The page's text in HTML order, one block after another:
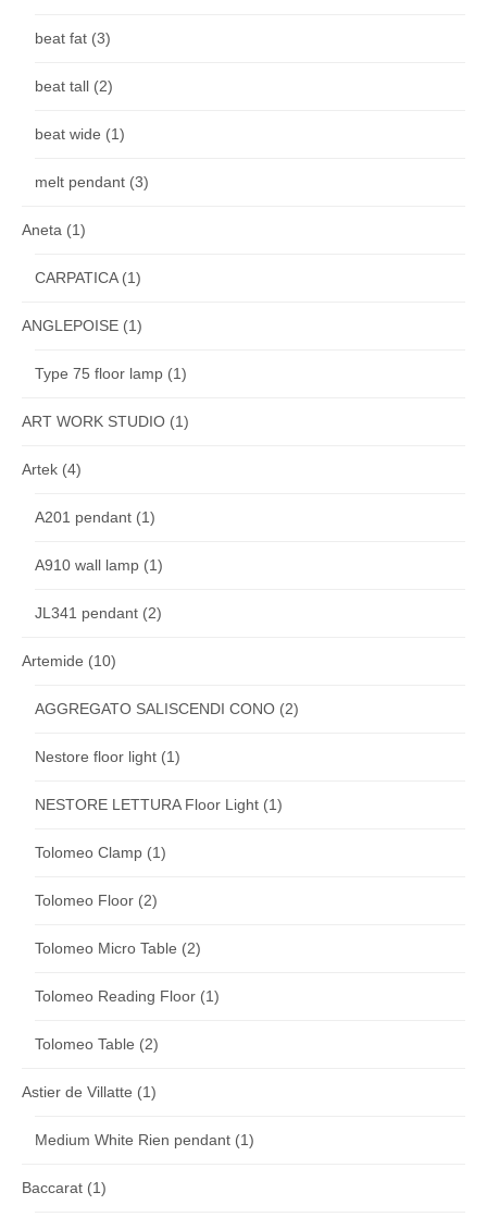
beat fat (3)
beat tall (2)
beat wide (1)
melt pendant (3)
Aneta (1)
CARPATICA(1)
ANGLEPOISE (1)
Type 75 floor lamp (1)
ART WORK STUDIO (1)
Artek (4)
A201 pendant (1)
A910 wall lamp (1)
JL341 pendant (2)
Artemide (10)
AGGREGATO SALISCENDI CONO (2)
Nestore floor light (1)
NESTORE LETTURA Floor Light (1)
Tolomeo Clamp (1)
Tolomeo Floor (2)
Tolomeo Micro Table (2)
Tolomeo Reading Floor (1)
Tolomeo Table (2)
Astier de Villatte (1)
Medium White Rien pendant (1)
Baccarat (1)